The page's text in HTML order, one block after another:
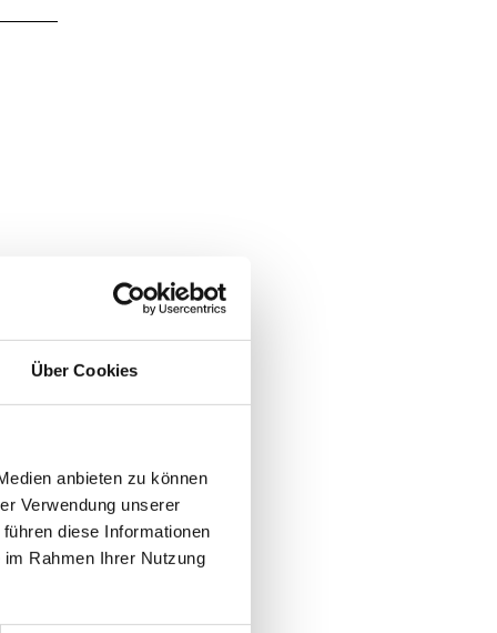
Über Cookies
anbieten zu können
Verwendung unserer
diese Informationen
Rahmen Ihrer Nutzung